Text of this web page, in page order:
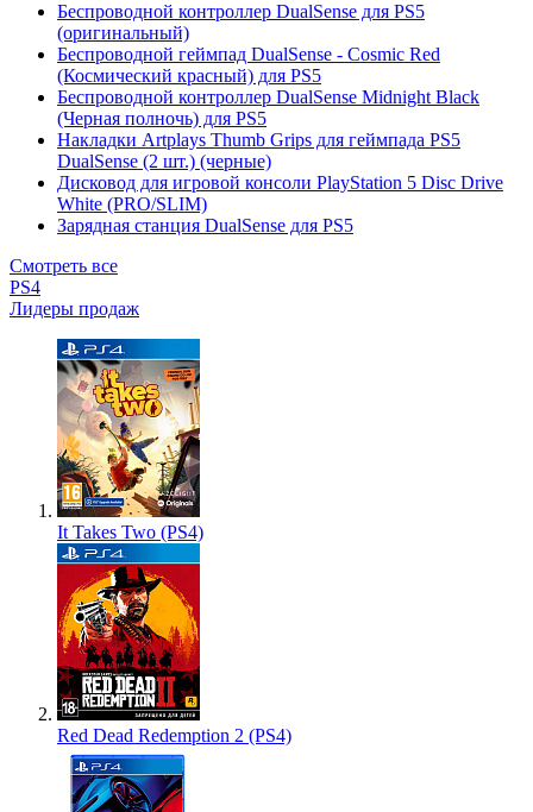
Беспроводной контроллер DualSense для PS5
(оригинальный)
Беспроводной геймпад DualSense - Cosmic Red
(Космический красный) для PS5
Беспроводной контроллер DualSense Midnight Black
(Черная полночь) для PS5
Накладки Artplays Thumb Grips для геймпада PS5
DualSense (2 шт.) (черные)
Дисковод для игровой консоли PlayStation 5 Disc Drive
White (PRO/SLIM)
Зарядная станция DualSense для PS5
Смотреть все
PS4
Лидеры продаж
It Takes Two (PS4)
Red Dead Redemption 2 (PS4)